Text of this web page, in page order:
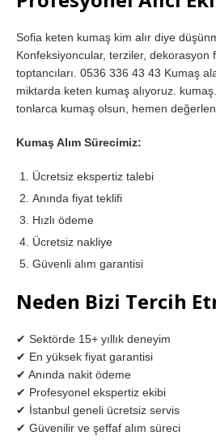
Sofia keten kumaş kim alır diye
Konfeksiyoncular, terziler, dekorasyon
toptancıları. 0536 336 43 43 Kumaş
miktarda keten kumaş alıyoruz.
tonlarca kumaş olsun, hemen
Kumaş Alım Sürecimiz:
Ücretsiz ekspertiz talebi
Anında fiyat teklifi
Hızlı ödeme
Ücretsiz nakliye
Güvenli alım garantisi
Neden Bizi Tercih
✔ Sektörde 15+ yıllık deneyim
✔ En yüksek fiyat garantisi
✔ Anında nakit ödeme
✔ Profesyonel ekspertiz ekibi
✔ İstanbul geneli ücretsiz servis
✔ Güvenilir ve şeffaf alım süreci